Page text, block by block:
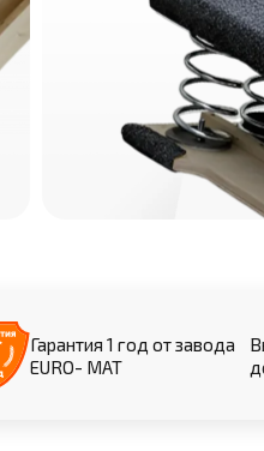
Гарантия 1 год от завода
EURO- МАТ